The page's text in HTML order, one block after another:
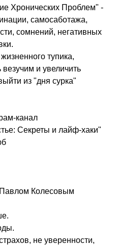
Хронических Проблем" -
самосаботажа,
сомнений, негативных
тупика,
везучим и увеличить
из "дня сурка"
канал
Секреты и лайф-хаки"
Колесовым
не уверенности,